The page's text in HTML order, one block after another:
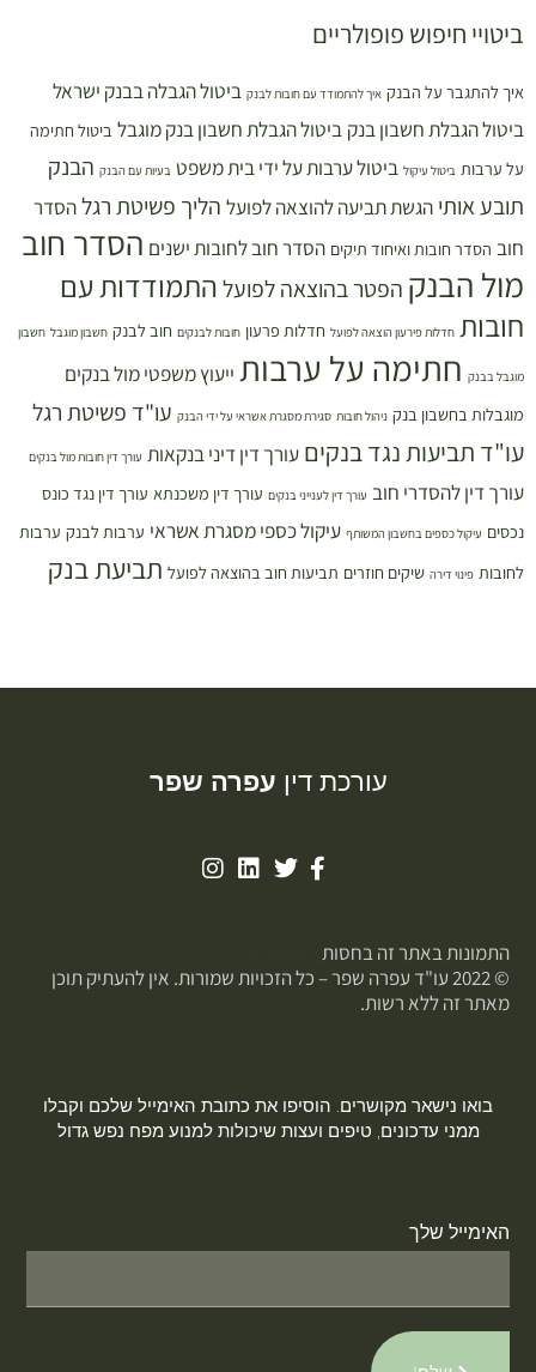
ביטויי חיפוש פופולריים
איך להתגבר על הבנק איך להתמודד עם חובות לבנק ביטול הגבלה בבנק ישראל
ביטול הגבלת חשבון בנק ביטול הגבלת חשבון בנק מוגבל ביטול חתימה
על ערבות ביטול עיקול ביטול ערבות על ידי בית משפט בעיות עם הבנק הבנק
תובע אותי הגשת תביעה להוצאה לפועל הליך פשיטת רגל הסדר
חוב הסדר חובות ואיחוד תיקים הסדר חוב לחובות ישנים הסדר חוב
מול הבנק הפטר בהוצאה לפועל התמודדות עם
חובות חדלות פירעון הוצאה לפועל חדלות פרעון חובות לבנקים חוב לבנק חשבון מוגבל חשבון
מוגבל בבנק חתימה על ערבות ייעוץ משפטי מול בנקים
מוגבלות בחשבון בנק ניהול חובות סגירת מסגרת אשראי על ידי הבנק עו"ד פשיטת רגל
עו"ד תביעות נגד בנקים עורך דין דיני בנקאות עורך דין חובות מול בנקים
עורך דין להסדרי חוב עורך דין לענייני בנקים עורך דין משכנתא עורך דין נגד כונס
נכסים עיקול כספים בחשבון המשותף עיקול כספי מסגרת אשראי ערבות לבנק ערבות
לחובות פינוי דירה שיקים חוזרים תביעות חוב בהוצאה לפועל תביעת בנק
עורכת דין עפרה שפר
התמונות באתר זה בחסות
© 2022 עו"ד עפרה שפר – כל הזכויות שמורות. אין להעתיק תוכן
מאתר זה ללא רשות.
בואו נישאר מקושרים. הוסיפו את כתובת האימייל שלכם וקבלו
ממני עדכונים, טיפים ועצות שיכולות למנוע מפח נפש גדול
האימייל שלך